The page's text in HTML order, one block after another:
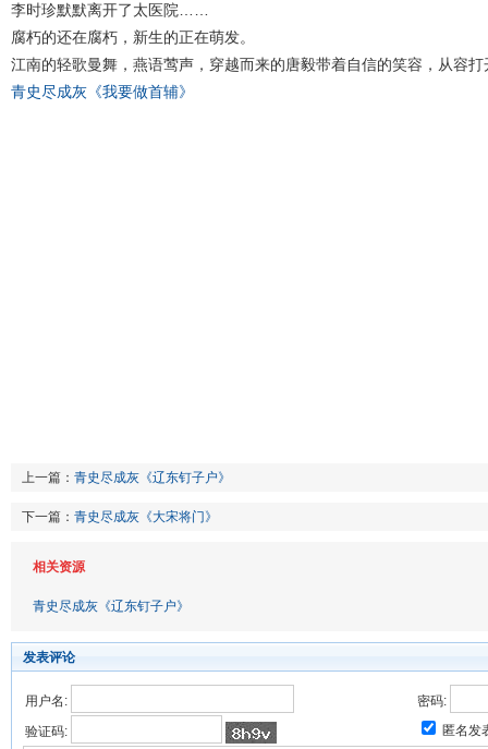
李时珍默默离开了太医院……
腐朽的还在腐朽，新生的正在萌发。
江南的轻歌曼舞，燕语莺声，穿越而来的唐毅带着自信的笑容，从容
青史尽成灰《我要做首辅》
上一篇： 青史尽成灰《辽东钉子户》
下一篇： 青史尽成灰《大宋将门》
相关资源
青史尽成灰《辽东钉子户》
发表评论
用户名:
密码:
验证码:
匿名发